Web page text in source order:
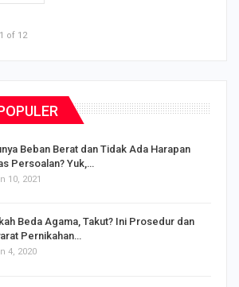
1 of 12
Beban Berat dan Tidak Ada Harapan
Persoalan? Yuk,…
10, 2021
Beda Agama, Takut? Ini Prosedur dan
Pernikahan…
4, 2020